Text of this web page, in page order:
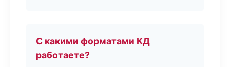
С какими форматами КД
работаете?